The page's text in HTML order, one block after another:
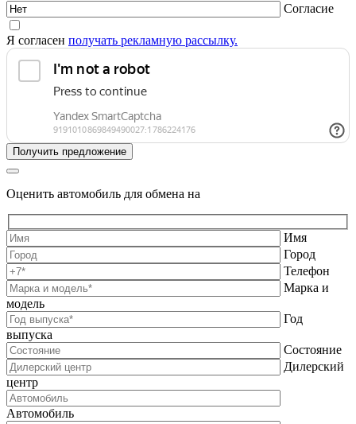
Согласие
Я согласен получать рекламную рассылку.
Оценить автомобиль для обмена на
Имя
Город
Телефон
Марка и
модель
Год
выпуска
Состояние
Дилерский
центр
Автомобиль